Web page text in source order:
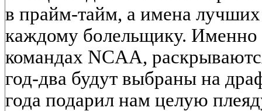
в прайм-тайм, а имена лучших
каждому болельщику. Именно
командах NCAA,
год-два будут выбраны на
года подарил нам целую